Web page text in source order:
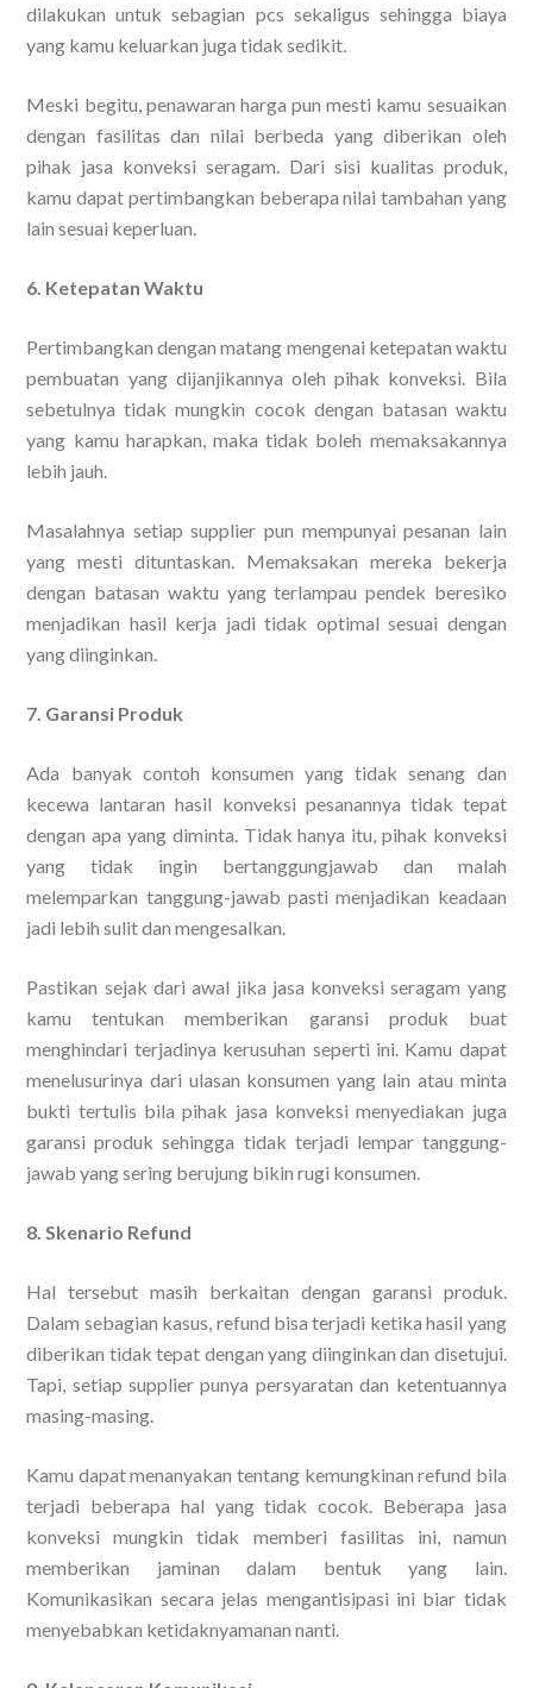
dilakukan untuk sebagian pcs sekaligus sehingga biaya
yang kamu keluarkan juga tidak sedikit.
Meski begitu, penawaran harga pun mesti kamu sesuaikan
dengan fasilitas dan nilai berbeda yang diberikan oleh
pihak jasa konveksi seragam. Dari sisi kualitas produk,
kamu dapat pertimbangkan beberapa nilai tambahan yang
lain sesuai keperluan.
6. Ketepatan Waktu
Pertimbangkan dengan matang mengenai ketepatan waktu
pembuatan yang dijanjikannya oleh pihak konveksi. Bila
sebetulnya tidak mungkin cocok dengan batasan waktu
yang kamu harapkan, maka tidak boleh memaksakannya
lebih jauh.
Masalahnya setiap supplier pun mempunyai pesanan lain
yang mesti dituntaskan. Memaksakan mereka bekerja
dengan batasan waktu yang terlampau pendek beresiko
menjadikan hasil kerja jadi tidak optimal sesuai dengan
yang diinginkan.
7. Garansi Produk
Ada banyak contoh konsumen yang tidak senang dan
kecewa lantaran hasil konveksi pesanannya tidak tepat
dengan apa yang diminta. Tidak hanya itu, pihak konveksi
yang tidak ingin bertanggungjawab dan malah
melemparkan tanggung-jawab pasti menjadikan keadaan
jadi lebih sulit dan mengesalkan.
Pastikan sejak dari awal jika jasa konveksi seragam yang
kamu tentukan memberikan garansi produk buat
menghindari terjadinya kerusuhan seperti ini. Kamu dapat
menelusurinya dari ulasan konsumen yang lain atau minta
bukti tertulis bila pihak jasa konveksi menyediakan juga
garansi produk sehingga tidak terjadi lempar tanggung-
jawab yang sering berujung bikin rugi konsumen.
8. Skenario Refund
Hal tersebut masih berkaitan dengan garansi produk.
Dalam sebagian kasus, refund bisa terjadi ketika hasil yang
diberikan tidak tepat dengan yang diinginkan dan disetujui.
Tapi, setiap supplier punya persyaratan dan ketentuannya
masing-masing.
Kamu dapat menanyakan tentang kemungkinan refund bila
terjadi beberapa hal yang tidak cocok. Beberapa jasa
konveksi mungkin tidak memberi fasilitas ini, namun
memberikan jaminan dalam bentuk yang lain.
Komunikasikan secara jelas mengantisipasi ini biar tidak
menyebabkan ketidaknyamanan nanti.